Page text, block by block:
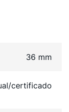
36 mm
certificado